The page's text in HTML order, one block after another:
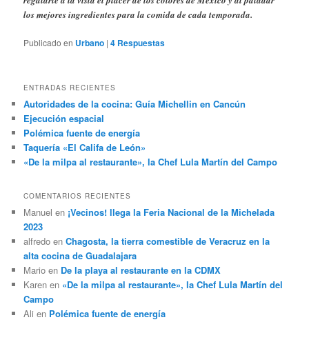
los mejores ingredientes para la comida de cada temporada.
Publicado en Urbano |4 Respuestas
ENTRADAS RECIENTES
Autoridades de la cocina: Guía Michellin en Cancún
Ejecución espacial
Polémica fuente de energía
Taquería «El Califa de León»
«De la milpa al restaurante», la Chef Lula Martín del Campo
COMENTARIOS RECIENTES
Manuel en ¡Vecinos! llega la Feria Nacional de la Michelada
2023
alfredo enChagosta, la tierra comestible de Veracruz en la
alta cocina de Guadalajara
Mario en De la playa al restaurante en la CDMX
Karen en «De la milpa al restaurante», la Chef Lula Martín del
Campo
Ali en Polémica fuente de energía